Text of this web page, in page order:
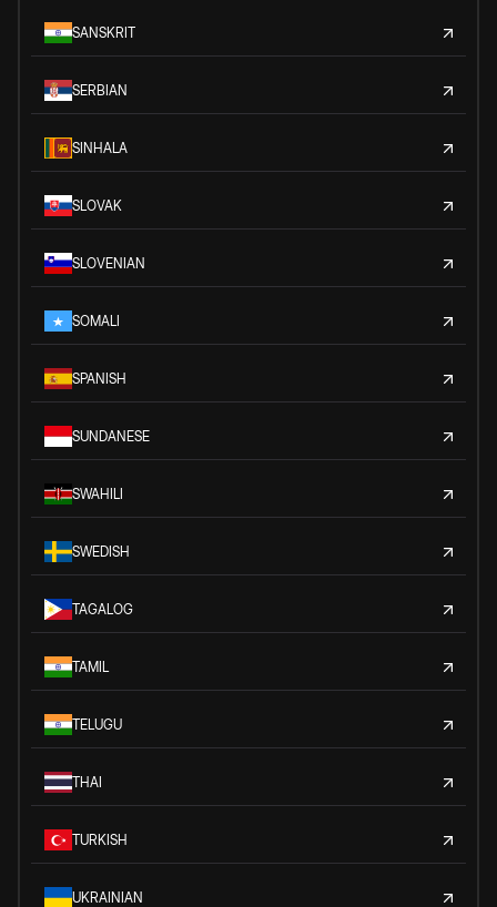
SANSKRIT
SERBIAN
SINHALA
SLOVAK
SLOVENIAN
SOMALI
SPANISH
SUNDANESE
SWAHILI
SWEDISH
TAGALOG
TAMIL
TELUGU
THAI
TURKISH
UKRAINIAN